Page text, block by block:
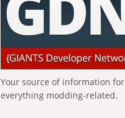
Your source of information for
everything modding-related.